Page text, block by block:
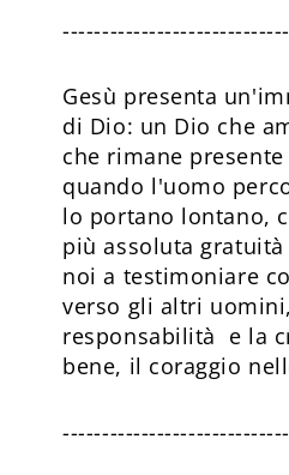
Gesù presenta
di Dio: un Dio che
che rimane
quando l'uomo
lo portano lontano,
più assoluta
noi a testimoniare
verso gli altri
responsabilità e la
bene, il coraggio